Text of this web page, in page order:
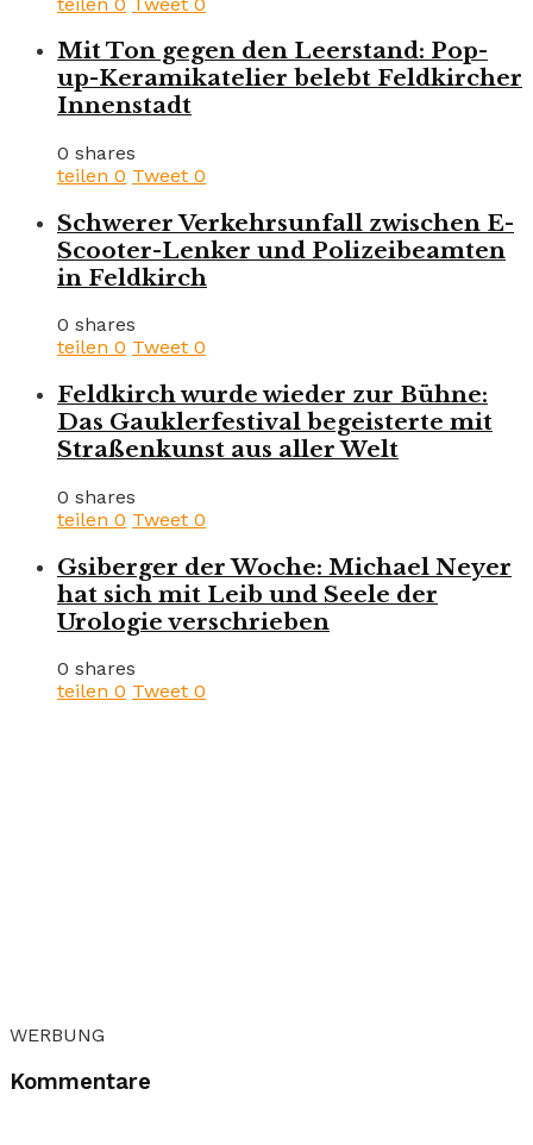
Mit Ton gegen den Leerstand: Pop-
up-Keramikatelier belebt Feldkircher
Innenstadt
0 shares
teilen 0 Tweet 0
Schwerer Verkehrsunfall zwischen E-
Scooter-Lenker und Polizeibeamten
in Feldkirch
0 shares
teilen 0 Tweet 0
Feldkirch wurde wieder zur Bühne:
Das Gauklerfestival begeisterte mit
Straßenkunst aus aller Welt
0 shares
teilen 0 Tweet 0
Gsiberger der Woche: Michael Neyer
hat sich mit Leib und Seele der
Urologie verschrieben
0 shares
teilen 0 Tweet 0
WERBUNG
Kommentare